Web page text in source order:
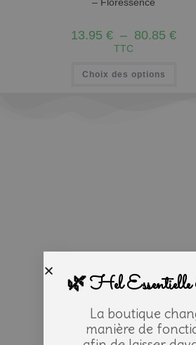
13.95€ – 80.85€
TTC
Choix des options
🌿 Hel Essentielle
La boutique
manière de